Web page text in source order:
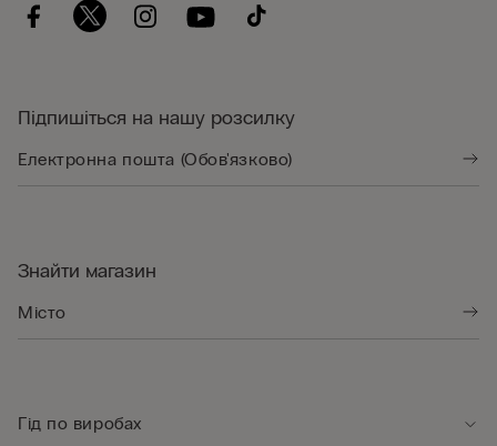
Підпишіться на нашу розсилку
Знайти магазин
Гід по виробах